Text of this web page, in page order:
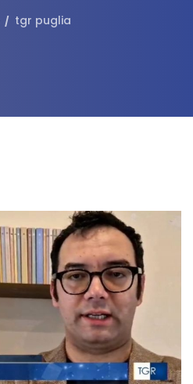
tgr puglia